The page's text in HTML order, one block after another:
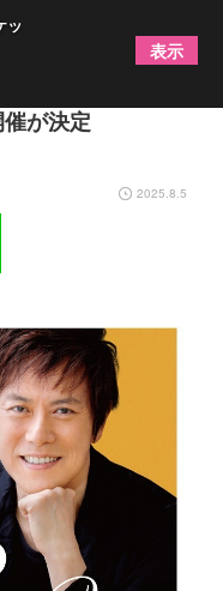
ク＆コンサート
が決定
2025.8.5
ッ
表示